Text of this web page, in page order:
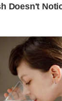
Udara
kerajaan
kampus
pihak